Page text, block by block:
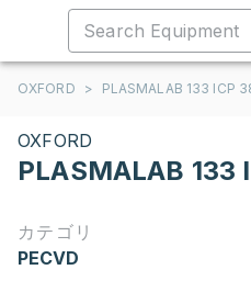
OXFORD > PLASMALAB 133 ICP
OXFORD
PLASMALAB 133
カテゴリ
PECVD